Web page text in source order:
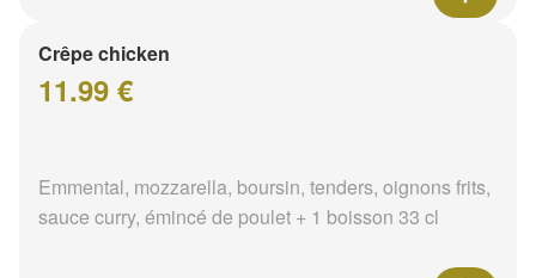
Crêpe chicken
11.99 €
Emmental, mozzarella, boursin, tenders, oignons frits,
sauce curry, émincé de poulet + 1 boisson 33 cl